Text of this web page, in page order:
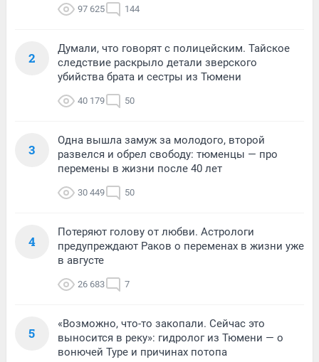
97 625 144
2
Думали, что говорят с полицейским. Тайское
следствие раскрыло детали зверского
убийства брата и сестры из Тюмени
40 179 50
3
Одна вышла замуж за молодого, второй
развелся и обрел свободу: тюменцы — про
перемены в жизни после 40 лет
30 449 50
4
Потеряют голову от любви. Астрологи
предупреждают Раков о переменах в жизни уже
в августе
26 683 7
5
«Возможно, что-то закопали. Сейчас это
выносится в реку»: гидролог из Тюмени — о
вонючей Туре и причинах потопа